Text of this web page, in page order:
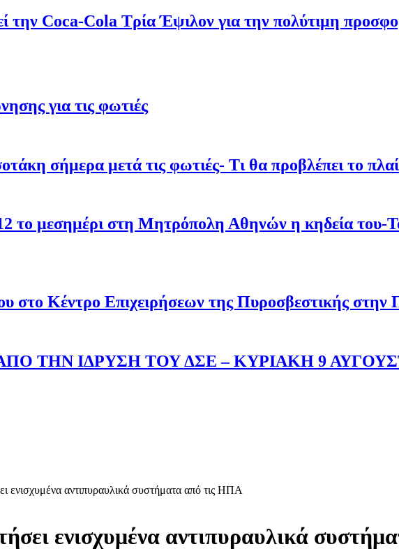
την Coca-Cola Τρία Έψιλον για την πολύτιμη
για τις φωτιές
σήμερα μετά τις φωτιές- Τι θα προβλέπει το
το μεσημέρι στη Μητρόπολη Αθηνών η κηδεία του-
στο Κέντρο Επιχειρήσεων της Πυροσβεστικής στην
ΤΗΝ ΙΔΡΥΣΗ ΤΟΥ ΔΣΕ – ΚΥΡΙΑΚΗ 9
ενισχυμένα αντιπυραυλικά συστήματα από τις ΗΠΑ
ενισχυμένα αντιπυραυλικά